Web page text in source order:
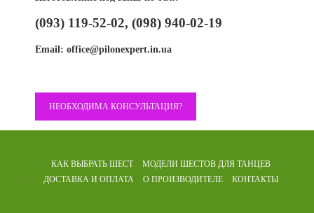
(093) 119-52-02, (098) 940-02-19
Email: office@pilonexpert.in.ua
НЕОБХОДИМА КОНСУЛЬТАЦИЯ?
КАК ВЫБРАТЬ ШЕСТ МОДЕЛИ ШЕСТОВДЛЯ ТАНЦЕВ
ДОСТАВКА И ОПЛАТА
О ПРОИЗВОДИТЕЛЕ КОНТАКТЫ